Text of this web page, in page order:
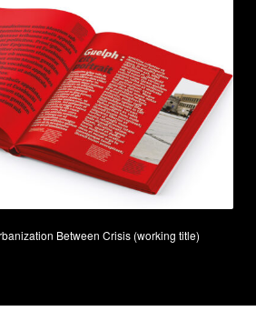
Between Crisis (working title)